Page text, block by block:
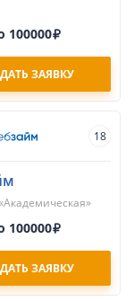
100000
ЗАЯВКУ
18
100000
ЗАЯВКУ